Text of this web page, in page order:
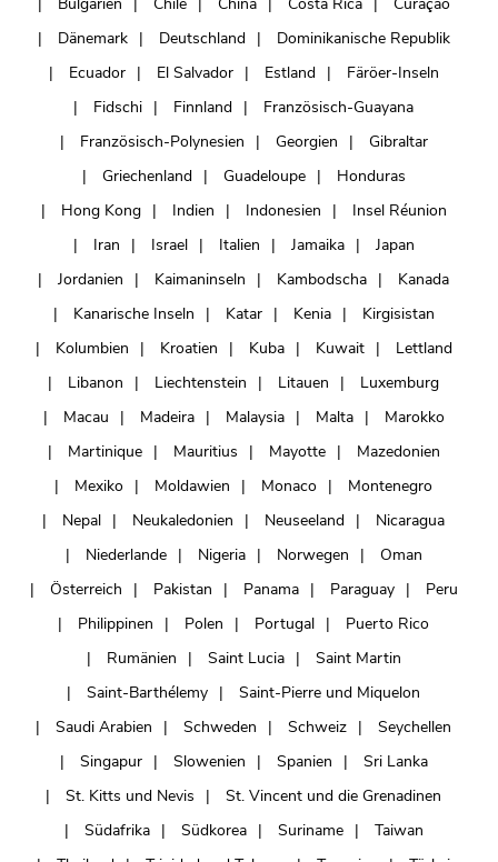
Dänemark
Deutschland
Dominikanische Republik
Ecuador
El Salvador Estland
Färöer-Inseln
Fidschi
Finnland
Französisch-Guayana
Französisch-Polynesien
Georgien
Gibraltar
Griechenland
Guadeloupe
Honduras
Hong Kong
Indien Indonesien
Insel Réunion
Iran
Israel Italien Jamaika
Japan
Jordanien
Kaimaninseln Kambodscha
Kanada
Kanarische Inseln
Katar Kenia
Kirgisistan
Kolumbien
Kroatien Kuba Kuwait
Lettland
Libanon
Liechtenstein Litauen
Luxemburg
Macau
Madeira Malaysia Malta
Marokko
Martinique
Mauritius Mayotte
Mazedonien
Mexiko
Moldawien Monaco
Montenegro
Nepal
Neukaledonien Neuseeland
Nicaragua
Niederlande
Nigeria Norwegen
Oman
Österreich
Pakistan Panama Paraguay
Peru
Philippinen
Polen Portugal
Puerto Rico
Rumänien
Saint Lucia
Saint Martin
Saint-Barthélemy
Saint-Pierre und Miquelon
Saudi Arabien
Schweden Schweiz
Seychellen
Singapur
Slowenien Spanien
Sri Lanka
St. Kitts und Nevis
St. Vincent und die Grenadinen
Südafrika
Südkorea Suriname
Taiwan